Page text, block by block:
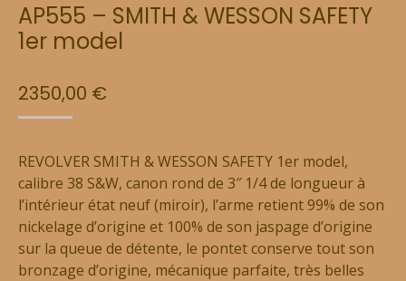
AP555 – SMITH & WESSON SAFETY
1er model
2350,00 €
REVOLVER SMITH & WESSON SAFETY 1er model,
calibre 38 S&W, canon rond de 3″ 1/4 de longueur à
l’intérieur état neuf (miroir), l’arme retient 99% de son
nickelage d’origine et 100% de son jaspage d’origine
sur la queue de détente, le pontet conserve tout son
bronzage d’origine, mécanique parfaite, très belles